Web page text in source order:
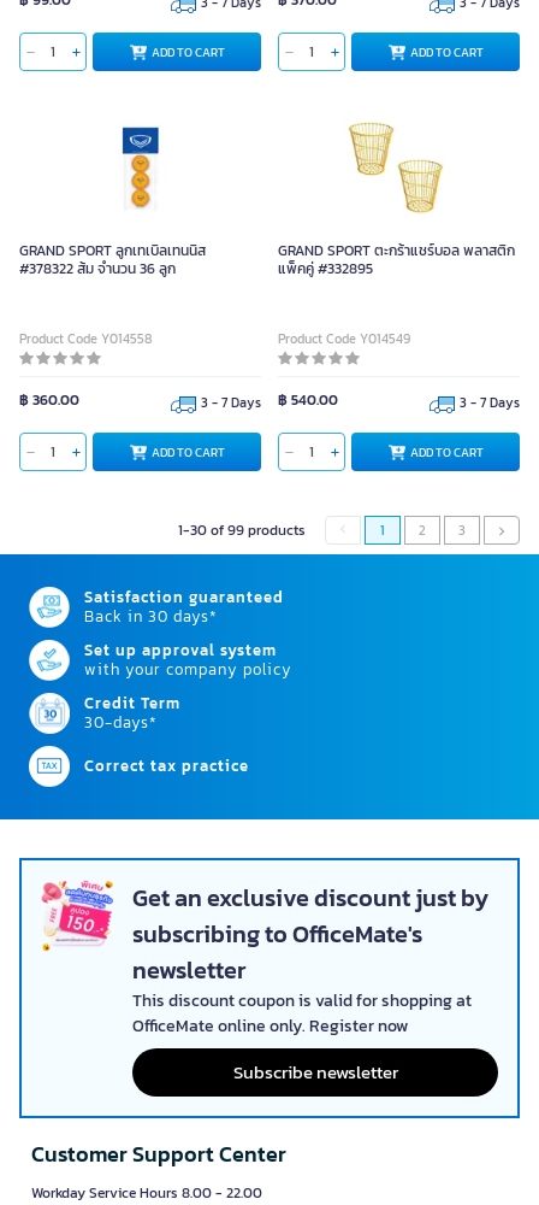
ADD TO CART ADD TO CART
GRAND SPORT ลูกเทเบิลเทนนิส
#378322 ส้ม จำนวน 36 ลูก
Product Code Y014558
฿ 360.00 3 - 7 Days
ADD TO CART
GRAND SPORT ตะกร้าแชร์บอล พลาสติก
แพ็คคู่ #332895
Product Code Y014549
฿ 540.00 3 - 7 Days
ADD TO CART
1-30 of 99 products 1 2 3
Satisfaction guaranteed
Back in 30 days*
Set up approval system
with your company policy
Credit Term
30-days*
Correct tax practice
Get an exclusive discount just by
subscribing to OfficeMate's
newsletter
This discount coupon is valid for shopping at
OfficeMate online only. Register now
Subscribe newsletter
Customer Support Center
Workday Service Hours 8.00 - 22.00